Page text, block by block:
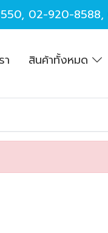
, 02-920-8588,
า สินค้าทั้งหมด